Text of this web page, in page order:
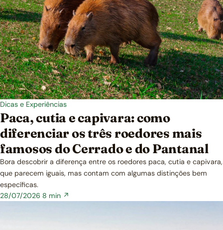
Dicas e Experiências
Paca, cutia e capivara: como
diferenciar os três roedores mais
famosos do Cerrado e do Pantanal
Bora descobrir a diferença entre os roedores paca, cutia e capivara,
que parecem iguais, mas contam com algumas distinções bem
específicas.
28/07/2026 8 min ↗